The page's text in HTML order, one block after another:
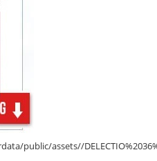
public/assets//